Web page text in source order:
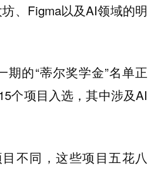
、Figma以及AI领域的明
期的“蒂尔奖学金”名单正
个项目入选，其中涉及AI
不同，这些项目五花八